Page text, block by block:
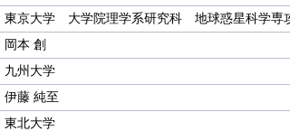
東京大学 大学院理学系研究科 地球惑星科学専
岡本 創
九州大学
伊藤 純至
東北大学